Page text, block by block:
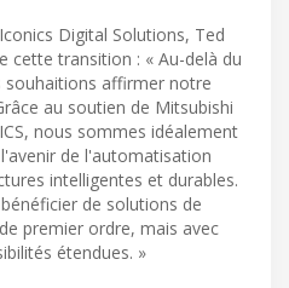
Digital Solutions, Ted
cette transition : « Au-delà du
affirmer notre
au soutien de Mitsubishi
nous sommes idéalement
de l'automatisation
intelligentes et durables.
de solutions de
premier ordre, mais avec
étendues. »